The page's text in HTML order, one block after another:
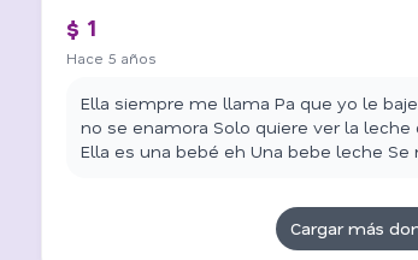
$ 1
Hace 5 años
Ella siempre me llama Pa que yo le
no se enamora Solo quiere ver la
Ella es una bebé eh Una bebe leche
Cargar más